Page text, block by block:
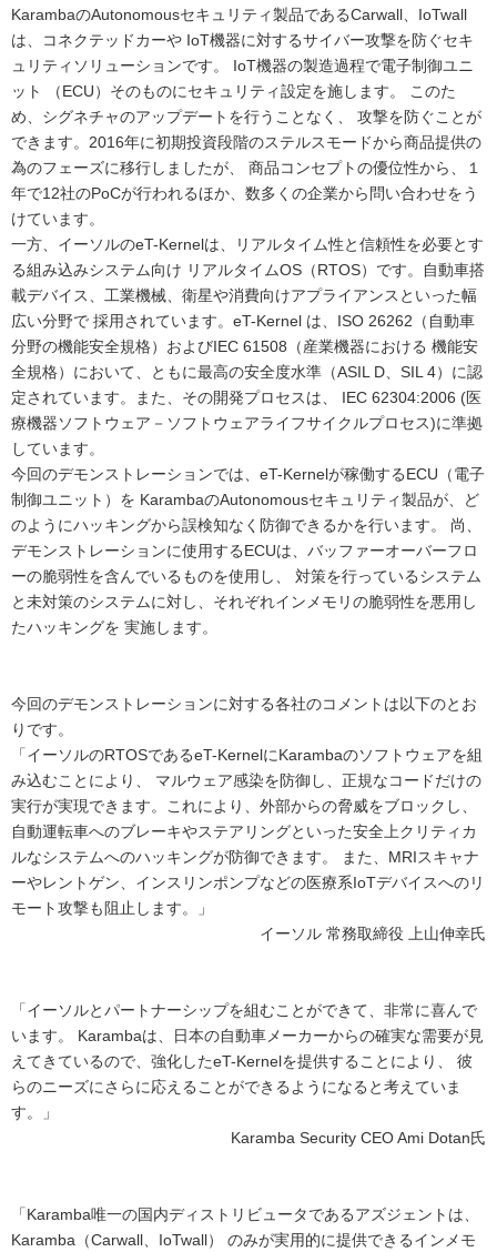
KarambaのAutonomousセキュリティ製品であるCarwall、IoTwall
は、コネクテッドカーや IoT機器に対するサイバー攻撃を防ぐセキ
ュリティソリューションです。 IoT機器の製造過程で電子制御ユニ
ット （ECU）そのものにセキュリティ設定を施します。 このた
め、シグネチャのアップデートを行うことなく、 攻撃を防ぐことが
できます。2016年に初期投資段階のステルスモードから商品提供の
為のフェーズに移行しましたが、 商品コンセプトの優位性から、１
年で12社のPoCが行われるほか、数多くの企業から問い合わせをう
けています。
一方、イーソルのeT-Kernelは、リアルタイム性と信頼性を必要とす
る組み込みシステム向け リアルタイムOS（RTOS）です。自動車搭
載デバイス、工業機械、衛星や消費向けアプライアンスといった幅
広い分野で 採用されています。eT-Kernel は、ISO 26262（自動車
分野の機能安全規格）およびIEC 61508（産業機器における 機能安
全規格）において、ともに最高の安全度水準（ASIL D、SIL 4）に認
定されています。また、その開発プロセスは、 IEC 62304:2006 (医
療機器ソフトウェア－ソフトウェアライフサイクルプロセス)に準拠
しています。
今回のデモンストレーションでは、eT-Kernelが稼働するECU（電子
制御ユニット）を KarambaのAutonomousセキュリティ製品が、ど
のようにハッキングから誤検知なく防御できるかを行います。 尚、
デモンストレーションに使用するECUは、バッファーオーバーフロ
ーの脆弱性を含んでいるものを使用し、 対策を行っているシステム
と未対策のシステムに対し、それぞれインメモリの脆弱性を悪用し
たハッキングを 実施します。
今回のデモンストレーションに対する各社のコメントは以下のとお
りです。
「イーソルのRTOSであるeT-KernelにKarambaのソフトウェアを組
み込むことにより、 マルウェア感染を防御し、正規なコードだけの
実行が実現できます。これにより、外部からの脅威をブロックし、
自動運転車へのブレーキやステアリングといった安全上クリティカ
ルなシステムへのハッキングが防御できます。 また、MRIスキャナ
ーやレントゲン、インスリンポンプなどの医療系IoTデバイスへのリ
モート攻撃も阻止します。」
イーソル 常務取締役 上山伸幸氏
「イーソルとパートナーシップを組むことができて、非常に喜んで
います。 Karambaは、日本の自動車メーカーからの確実な需要が見
えてきているので、強化したeT-Kernelを提供することにより、 彼
らのニーズにさらに応えることができるようになると考えていま
す。」
Karamba Security CEO Ami Dotan氏
「Karamba唯一の国内ディストリビュータであるアズジェントは、
Karamba（Carwall、IoTwall） のみが実用的に提供できるインメモ